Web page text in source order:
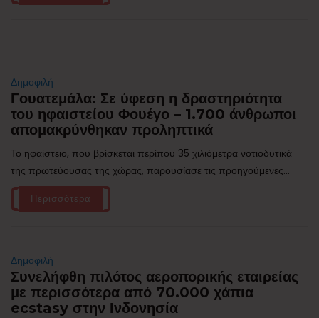
Δημοφιλή
Γουατεμάλα: Σε ύφεση η δραστηριότητα
του ηφαιστείου Φουέγο – 1.700 άνθρωποι
απομακρύνθηκαν προληπτικά
Το ηφαίστειο, που βρίσκεται περίπου 35 χιλιόμετρα νοτιοδυτικά
της πρωτεύουσας της χώρας, παρουσίασε τις προηγούμενες...
Περισσότερα
Δημοφιλή
Συνελήφθη πιλότος αεροπορικής εταιρείας
με περισσότερα από 70.000 χάπια
ecstasy στην Ινδονησία